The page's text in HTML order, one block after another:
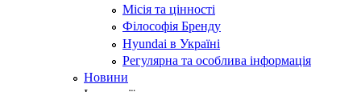
Місія та цінності
Філософія Бренду
Hyundai в Україні
Регулярна та особлива інформація
Новини